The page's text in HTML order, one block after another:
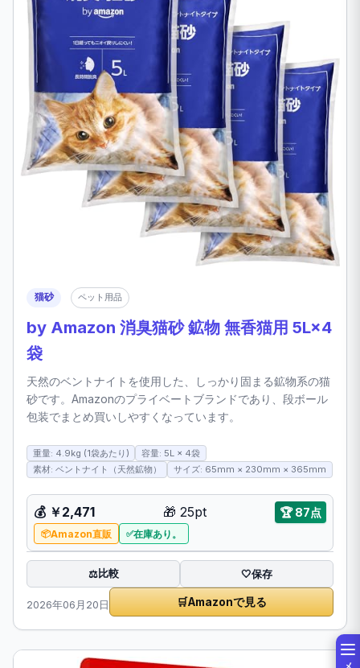
猫砂 ペット用品
by Amazon 消臭猫砂 鉱物 無香猫用 5L×4
袋
天然のベントナイトを使用した、しっかり固まる鉱物系の猫
砂です。Amazonのプライベートブランドであり、段ボール
包装でまとめ買いしやすくなっています。
重量: 4.9kg (1袋あたり)
容量: 5L × 4袋
素材: ベントナイト（天然鉱物）
サイズ: 65mm × 230mm × 365mm
💰 ￥2,471 🎁 25pt 🏆 87点
Amazon直販 在庫あり。
⚖️比較 🤍保存
2026年06月20日 🛒Amazonで見る